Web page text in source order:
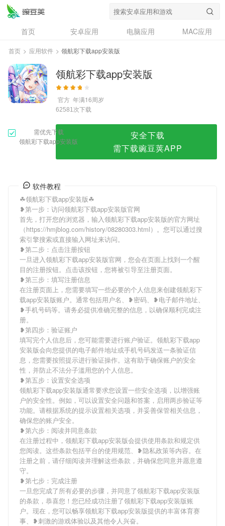
领航彩下载app安装版
首页 安卓应用 电脑应用
MAC应用
资讯
专题
问答
首页 > 应用软件 > 领航彩下载app安装版
领航彩下载app安装版
官方 年满16周岁
62581次下载
需优先下载
领航彩下载app安装版
安全下载
需下载豌豆荚APP
软件教程
☘领航彩下载app安装版☘
❥第一步：访问领航彩下载app安装版官网
首先，打开您的浏览器，输入领航彩下载app安装版的官方网址
（https://hmjblog.com/history/08280303.html）。您可以通过搜
索引擎搜索或直接输入网址来访问。
❥第二步：点击注册按钮
一旦进入领航彩下载app安装版官网，您会在页面上找到一个醒
目的注册按钮。点击该按钮，您将被引导至注册页面。
❥第三步：填写注册信息
在注册页面上，您需要填写一些必要的个人信息来创建领航彩下
载app安装版账户。通常包括用户名、❥密码、❥电子邮件地址、
❥手机号码等。请务必提供准确完整的信息，以确保顺利完成注
册。
❥第四步：验证账户
填写完个人信息后，您可能需要进行账户验证。领航彩下载app
安装版会向您提供的电子邮件地址或手机号码发送一条验证信
息，您需要按照提示进行验证操作。这有助于确保账户的安全
性，并防止不法分子滥用您的个人信息。
❥第五步：设置安全选项
领航彩下载app安装版通常要求您设置一些安全选项，以增强账
户的安全性。例如，可以设置安全问题和答案，启用两步验证等
功能。请根据系统的提示设置相关选项，并妥善保管相关信息，
确保您的账户安全。
❥第六步：阅读并同意条款
在注册过程中，领航彩下载app安装版会提供使用条款和规定供
您阅读。这些条款包括平台的使用规范、❥隐私政策等内容。在
注册之前，请仔细阅读并理解这些条款，并确保您同意并愿意遵
守。
❥第七步：完成注册
一旦您完成了所有必要的步骤，并同意了领航彩下载app安装版
的条款，恭喜您！您已经成功注册了领航彩下载app安装版账
户。现在，您可以畅享领航彩下载app安装版提供的丰富体育赛
事、❥刺激的游戏体验以及其他令人兴奋。